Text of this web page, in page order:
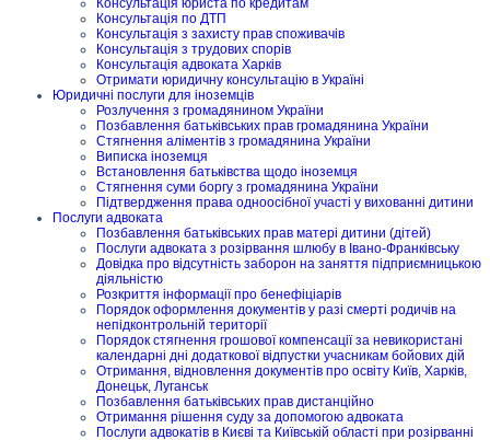
Консультація юриста по кредитам
Консультація по ДТП
Консультація з захисту прав споживачів
Консультація з трудових спорів
Консультація адвоката Харків
Отримати юридичну консультацію в Україні
Юридичні послуги для іноземців
Розлучення з громадянином України
Позбавлення батьківських прав громадянина України
Стягнення аліментів з громадянина України
Виписка іноземця
Встановлення батьківства щодо іноземця
Стягнення суми боргу з громадянина України
Підтвердження права одноосібної участі у вихованні дитини
Послуги адвоката
Позбавлення батьківських прав матері дитини (дітей)
Послуги адвоката з розірвання шлюбу в Івано-Франківську
Довідка про відсутність заборон на заняття підприємницькою
діяльністю
Розкриття інформації про бенефіціарів
Порядок оформлення документів у разі смерті родичів на
непідконтрольній території
Порядок стягнення грошової компенсації за невикористані
календарні дні додаткової відпустки учасникам бойових дій
Отримання, відновлення документів про освіту Київ, Харків,
Донецьк, Луганськ
Позбавлення батьківських прав дистанційно
Отримання рішення суду за допомогою адвоката
Послуги адвокатів в Києві та Київській області при розірванні